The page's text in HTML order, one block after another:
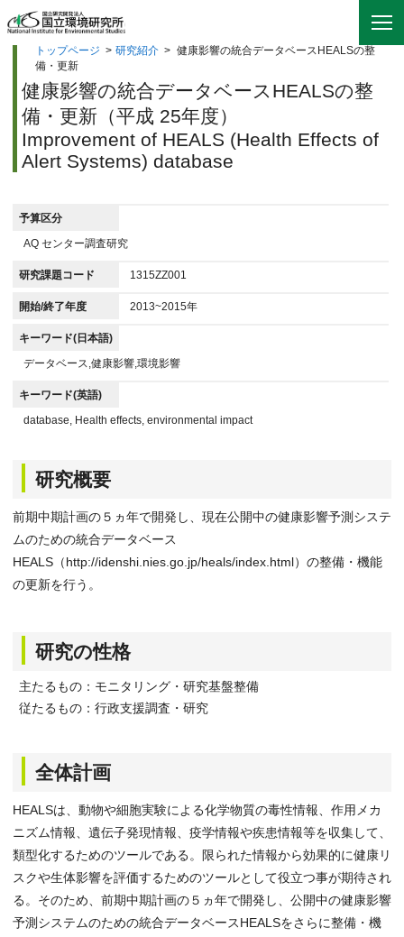
トップページ > 研究紹介 > 健康影響の統合データベースHEALSの整
備・更新
健康影響の統合データベースHEALSの整
備・更新（平成 25年度）
Improvement of HEALS (Health Effects of
Alert Systems) database
予算区分
AQ センター調査研究
研究課題コード 1315ZZ001
開始/終了年度 2013~2015年
キーワード(日本語)
データベース,健康影響,環境影響
キーワード(英語)
database, Health effects, environmental impact
研究概要
前期中期計画の５ヵ年で開発し、現在公開中の健康影響予測システ
ムのための統合データベース
HEALS（http://idenshi.nies.go.jp/heals/index.html）の整備・機能
の更新を行う。
研究の性格
主たるもの：モニタリング・研究基盤整備
従たるもの：行政支援調査・研究
全体計画
HEALSは、動物や細胞実験による化学物質の毒性情報、作用メカ
ニズム情報、遺伝子発現情報、疫学情報や疾患情報等を収集して、
類型化するためのツールである。限られた情報から効果的に健康リ
スクや生体影響を評価するためのツールとして役立つ事が期待され
る。そのため、前期中期計画の５ヵ年で開発し、公開中の健康影響
予測システムのための統合データベースHEALSをさらに整備・機